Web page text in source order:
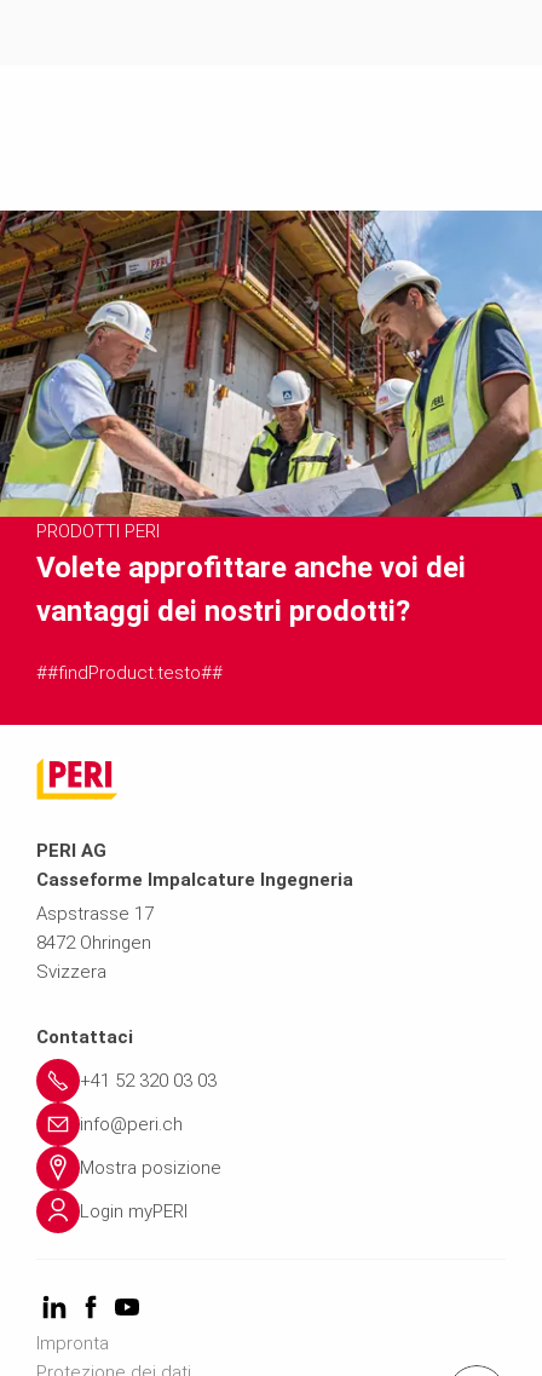
PRODOTTI PERI
Volete approfittare anche voi dei
vantaggi dei nostri prodotti?
##findProduct.testo##
PERI AG
Casseforme Impalcature Ingegneria
Aspstrasse 17
8472 Ohringen
Svizzera
Contattaci
+41 52 320 03 03
info@peri.ch
Mostra posizione
Login myPERI
Impronta